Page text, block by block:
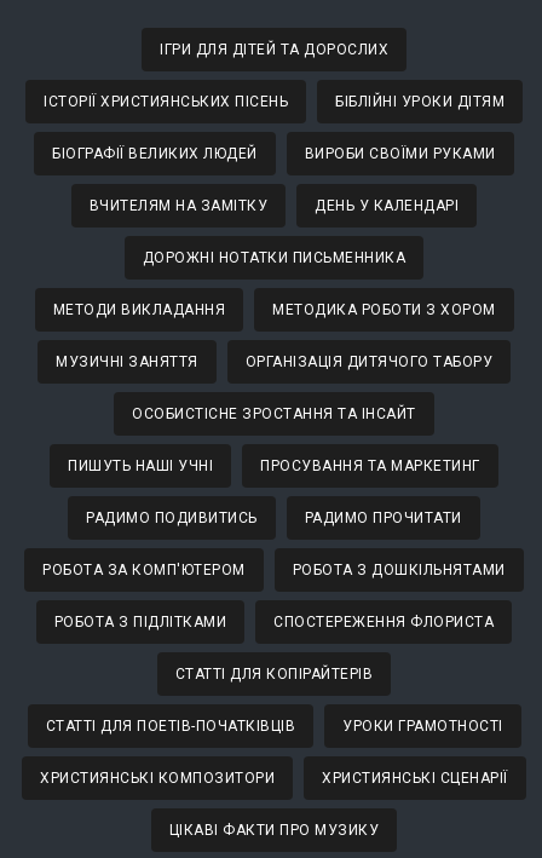
ІГРИ ДЛЯ ДІТЕЙ ТА ДОРОСЛИХ
ІСТОРІЇ ХРИСТИЯНСЬКИХ ПІСЕНЬ БІБЛІЙНІ УРОКИ ДІТЯМ
БІОГРАФІЇ ВЕЛИКИХ ЛЮДЕЙ ВИРОБИ СВОЇМИ РУКАМИ
ВЧИТЕЛЯМ НА ЗАМІТКУ ДЕНЬ У КАЛЕНДАРІ
ДОРОЖНІ НОТАТКИ ПИСЬМЕННИКА
МЕТОДИ ВИКЛАДАННЯ МЕТОДИКА РОБОТИ З ХОРОМ
МУЗИЧНІ ЗАНЯТТЯ ОРГАНІЗАЦІЯ ДИТЯЧОГО ТАБОРУ
ОСОБИСТІСНЕ ЗРОСТАННЯ ТА ІНСАЙТ
ПИШУТЬ НАШІ УЧНІ ПРОСУВАННЯ ТА МАРКЕТИНГ
РАДИМО ПОДИВИТИСЬ РАДИМО ПРОЧИТАТИ
РОБОТА ЗА КОМП'ЮТЕРОМ РОБОТА З ДОШКІЛЬНЯТАМИ
РОБОТА З ПІДЛІТКАМИ СПОСТЕРЕЖЕННЯ ФЛОРИСТА
СТАТТІ ДЛЯ КОПІРАЙТЕРІВ
СТАТТІ ДЛЯ ПОЕТІВ-ПОЧАТКІВЦІВ УРОКИ ГРАМОТНОСТІ
ХРИСТИЯНСЬКІ КОМПОЗИТОРИ ХРИСТИЯНСЬКІ СЦЕНАРІЇ
ЦІКАВІ ФАКТИ ПРО МУЗИКУ